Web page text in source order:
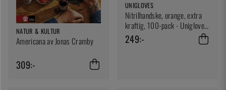
NATUR & KULTUR
Americana av Jonas Cramby
309:-
UNIGLOVES
Nitrilhandske, orange, extra
kraftig, 100-pack - Unigloves
- Medium
249:-